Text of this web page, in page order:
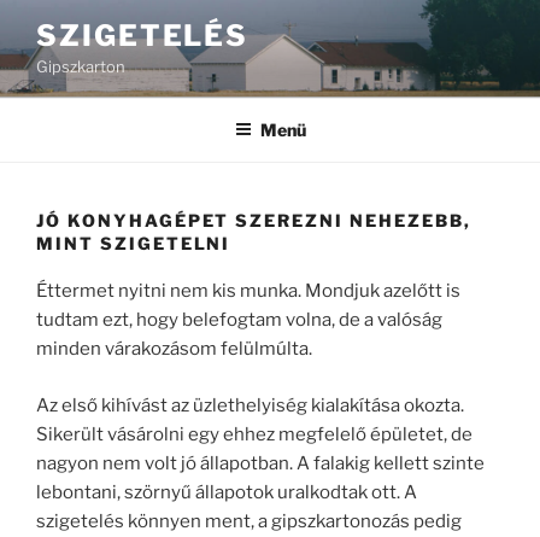
SZIGETELÉS
Gipszkarton
Menü
JÓ KONYHAGÉPET SZEREZNI NEHEZEBB,
MINT SZIGETELNI
Éttermet nyitni nem kis munka. Mondjuk azelőtt is
tudtam ezt, hogy belefogtam volna, de a valóság
minden várakozásom felülmúlta.
Az első kihívást az üzlethelyiség kialakítása okozta.
Sikerült vásárolni egy ehhez megfelelő épületet, de
nagyon nem volt jó állapotban. A falakig kellett szinte
lebontani, szörnyű állapotok uralkodtak ott. A
szigetelés könnyen ment, a gipszkartonozás pedig